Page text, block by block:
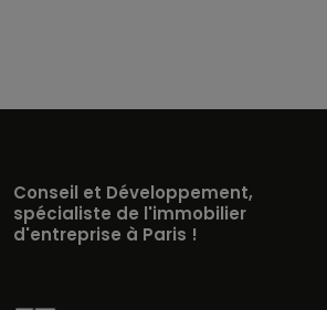
Conseil et Développement,
spécialiste de l'immobilier
d'entreprise à Paris !